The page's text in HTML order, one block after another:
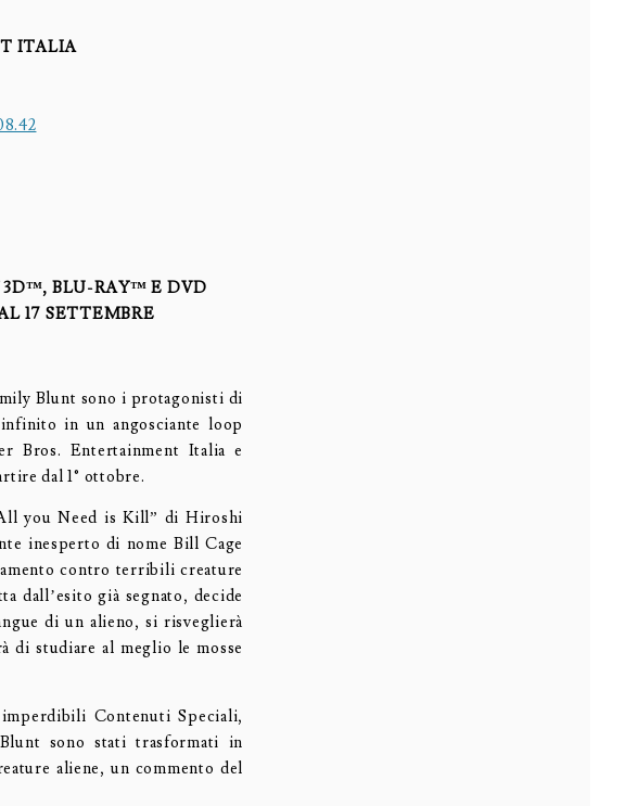
ITALIA
3D™, BLU-RAY™ E DVD
17 SETTEMBRE
Blunt sono i protagonisti di
in un angosciante loop
Bros. Entertainment Italia e
dal 1° ottobre.
you Need is Kill” di Hiroshi
inesperto di nome Bill Cage
contro terribili creature
dall’esito già segnato, decide
di un alieno, si risveglierà
di studiare al meglio le mosse
Contenuti Speciali,
sono stati trasformati in
aliene, un commento del